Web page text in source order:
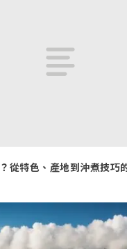
從特色、產地到沖煮技巧